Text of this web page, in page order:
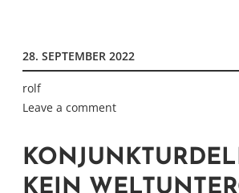
28. SEPTEMBER 2022
rolf
Leave a comment
KEIN